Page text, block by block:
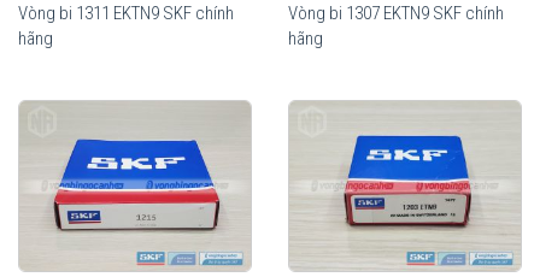
Vòng bi 1311 EKTN9 SKF chính
hãng
Vòng bi 1307 EKTN9 SKF chính
hãng